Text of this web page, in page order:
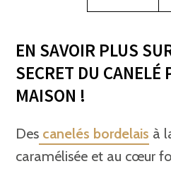
EN SAVOIR PLUS
SECRET DU CANELÉ
MAISON !
Des canelés bordelais à
caramélisée et au cœur